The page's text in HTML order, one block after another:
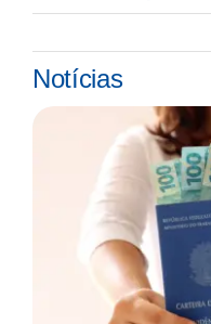
Notícias